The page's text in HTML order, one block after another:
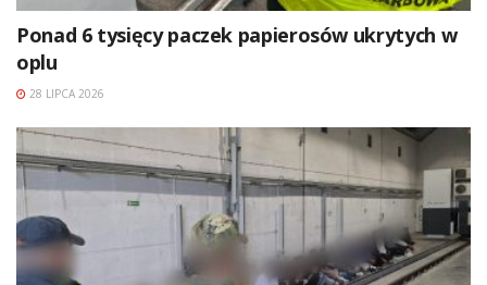
Ponad 6 tysięcy paczek papierosów ukrytych w
oplu
28 LIPCA 2026